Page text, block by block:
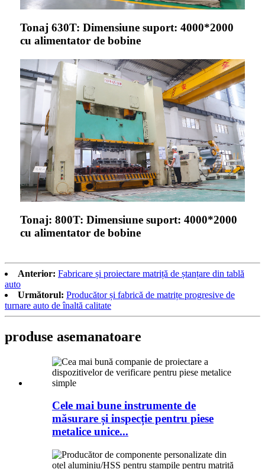
Tonaj 630T: Dimensiune suport: 4000*2000
cu alimentator de bobine
Tonaj: 800T: Dimensiune suport: 4000*2000
cu alimentator de bobine
Anterior: Fabricare și proiectare matriță de ștanțare din tablă
auto
Următorul: Producător și fabrică de matrițe progresive de
turnare auto de înaltă calitate
produse asemanatoare
Cele mai bune instrumente de
măsurare și inspecție pentru piese
metalice unice...